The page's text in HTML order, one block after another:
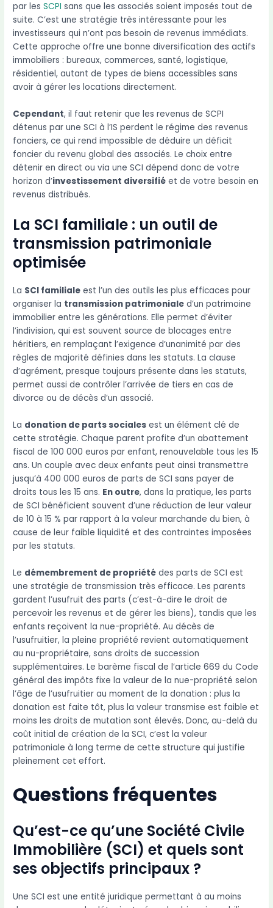
par lesSCPI sans que les associés soient imposés tout de
suite. C’est une stratégie très intéressante pour les
investisseurs qui n’ont pas besoin de revenus immédiats.
Cette approche offre une bonne diversification des actifs
immobiliers : bureaux, commerces, santé, logistique,
résidentiel, autant de types de biens accessibles sans
avoir à gérer les locations directement.
Cependant, il faut retenir que les revenus de SCPI
détenus par une SCI à l’IS perdent le régime des revenus
fonciers, ce qui rend impossible de déduire un déficit
foncier du revenu global des associés. Le choix entre
détenir en direct ou via une SCI dépend donc de votre
horizon d’investissement diversifié et de votre besoin en
revenus distribués.
La SCI familiale : un outil de
transmission patrimoniale
optimisée
La SCI familiale est l’un des outils les plus efficaces pour
organiser la transmission patrimoniale d’un patrimoine
immobilier entre les générations. Elle permet d’éviter
l’indivision, qui est souvent source de blocages entre
héritiers, en remplaçant l’exigence d’unanimité par des
règles de majorité définies dans les statuts. La clause
d’agrément, presque toujours présente dans les statuts,
permet aussi de contrôler l’arrivée de tiers en cas de
divorce ou de décès d’un associé.
La donation de parts sociales est un élément clé de
cette stratégie. Chaque parent profite d’un abattement
fiscal de 100 000 euros par enfant, renouvelable tous les 15
ans. Un couple avec deux enfants peut ainsi transmettre
jusqu’à 400 000 euros de parts de SCI sans payer de
droits tous les 15 ans. En outre, dans la pratique, les parts
de SCI bénéficient souvent d’une réduction de leur valeur
de 10 à 15 % par rapport à la valeur marchande du bien, à
cause de leur faible liquidité et des contraintes imposées
par les statuts.
Le démembrement de propriété des parts de SCI est
une stratégie de transmission très efficace. Les parents
gardent l’usufruit des parts (c’est-à-dire le droit de
percevoir les revenus et de gérer les biens), tandis que les
enfants reçoivent la nue-propriété. Au décès de
l’usufruitier, la pleine propriété revient automatiquement
au nu-propriétaire, sans droits de succession
supplémentaires. Le barème fiscal de l’article 669 du Code
général des impôts fixe la valeur de la nue-propriété selon
l’âge de l’usufruitier au moment de la donation : plus la
donation est faite tôt, plus la valeur transmise est faible et
moins les droits de mutation sont élevés. Donc, au-delà du
coût initial de création de la SCI, c’est la valeur
patrimoniale à long terme de cette structure qui justifie
pleinement cet effort.
Questions fréquentes
Qu’est-ce qu’une Société Civile
Immobilière (SCI) et quels sont
ses objectifs principaux ?
Une SCI est une entité juridique permettant à au moins